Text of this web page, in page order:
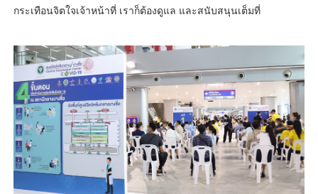
กระเทือนจิตใจเจ้าหน้าที่ เราก็ต้องดูแล และสนับสนุนเต็มที่